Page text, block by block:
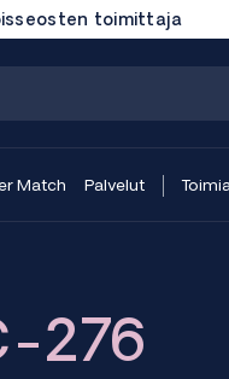
toimittaja
Match Palvelut
276